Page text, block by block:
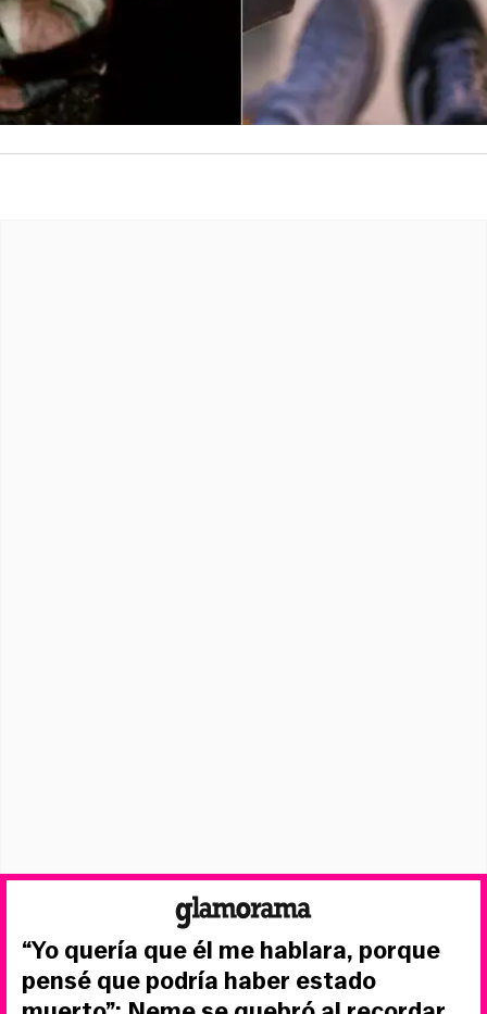
“Yo quería que él me hablara, porque
pensé que podría haber estado